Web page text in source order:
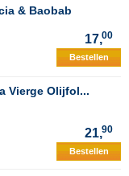
& Baobab
17,00
Bestellen
Vierge Olijfol...
21,90
Bestellen